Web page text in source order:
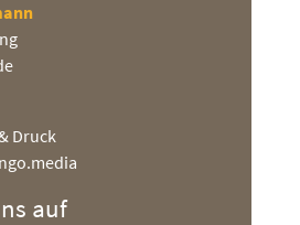
Druck
auf